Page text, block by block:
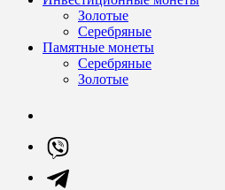
Золотые
Серебряные
Памятные монеты
Серебряные
Золотые